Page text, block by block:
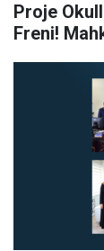
Proje
Freni!